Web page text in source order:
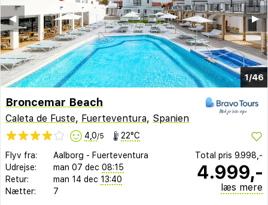
1/46
▶︎
◀︎
Broncemar Beach
Caleta de Fuste, Fuerteventura, Spanien
4,0/5 22°C
Flyv fra: Aalborg - Fuerteventura
Udrejse:
man 07 dec 08:15
Retur:
man 14 dec 13:40
Nætter:
7
Total pris 9.998,-
4.999,-
læs mere